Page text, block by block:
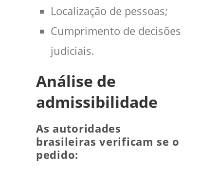
Localização de pessoas;
Cumprimento de decisões
judiciais.
Análise de
admissibilidade
As autoridades
brasileiras verificam se o
pedido: